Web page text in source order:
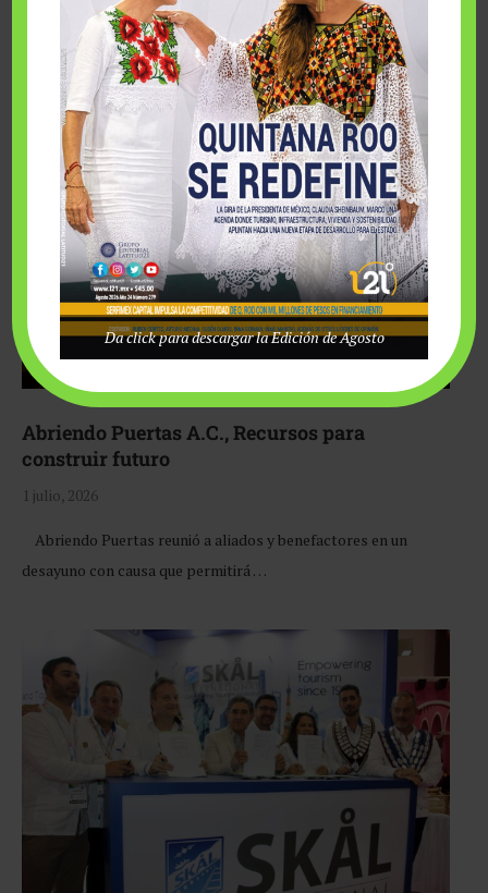
Fairmont Mayakoba y Make-A-Wish México unieron
esfuerzos para hacer realidad el deseo de una …
Abriendo Puertas A.C., Recursos para
construir futuro
1 julio, 2026
Abriendo Puertas reunió a aliados y benefactores en un
desayuno con causa que permitirá …
Da click para descargar la Edición de Agosto